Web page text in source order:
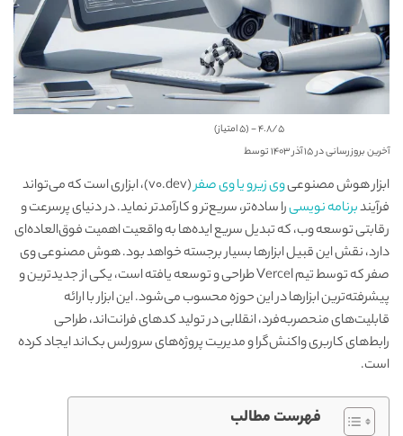
4.8/5 - (5 امتیاز)
آخرین بروزرسانی در ۱۵ آذر ۱۴۰۳ توسط
ابزار هوش مصنوعیوی زیرو یا وی صفر
(v0.dev)، ابزاری است که می‌تواند
فرآیندبرنامه نویسیرا ساده‌تر، سریع‌تر و کارآمدتر نماید. در دنیای پرسرعت و
رقابتی توسعه وب، که تبدیل سریع ایده‌ها به واقعیت اهمیت فوق‌العاده‌ای
دارد، نقش این قبیل ابزارها بسیار برجسته خواهد بود. هوش مصنوعی وی
صفر که توسط تیم Vercel طراحی و توسعه یافته است، یکی از جدیدترین و
پیشرفته‌ترین ابزارها در این حوزه محسوب می‌شود. این ابزار با ارائه
قابلیت‌های منحصربه‌فرد، انقلابی در تولید کدهای فرانت‌اند، طراحی
رابط‌های کاربری واکنش‌گرا و مدیریت پروژه‌های سرورلس بک‌اند ایجاد کرده
است.
فهرست مطالب